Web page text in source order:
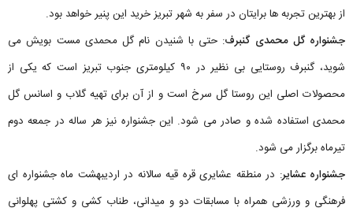
از بهترین تجربه ها برایتان در سفر به شهر تبریز خرید این پنیر خواهد بود.
جشنواره گل محمدی گنبرف: حتی با شنیدن نام گل محمدی مست بویش می
شوید، گنبرف روستایی بی نظیر در ۹۰ کیلومتری جنوب تبریز است که یکی از
محصولات اصلی این روستا گل سرخ است و از آن برای تهیه گلاب و اسانس گل
محمدی استفاده شده و صادر می شود. این جشنواره نیز هر ساله در جمعه دوم
تیرماه برگزار می شود.
جشنواره عشایر: در منطقه عشایری قره قیه سالانه در اردیبهشت ماه جشنواره ای
فرهنگی و ورزشی همراه با مسابقات دو و میدانی، طناب کشی و کشتی پهلوانی